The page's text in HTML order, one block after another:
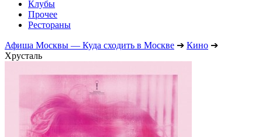
Клубы
Прочее
Рестораны
Афиша Москвы — Куда сходить в Москве ➔ Кино ➔
Хрусталь